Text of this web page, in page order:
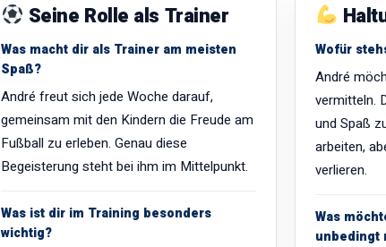
Seine Rolle als Trainer
Was macht dir als Trainer am meisten
Spaß?
André freut sich jede Woche darauf,
gemeinsam mit den Kindern die Freude am
Fußball zu erleben. Genau diese
Begeisterung steht bei ihm im Mittelpunkt.
Was ist dir im Training besonders
wichtig?
Wofür
André
vermitteln.
und Spaß
arbeiten,
verlieren.
Was
unbedingt